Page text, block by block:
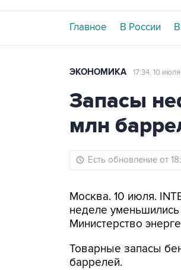
Главное В России
ЭКОНОМИКА 17:34, 10
Запасы
млн
Есть обновление от
Москва. 10 июля.
неделе
Министерство
Товарные запасы
баррелей.